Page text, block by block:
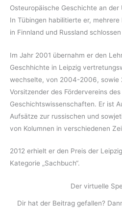
Osteuropäische Geschichte an
In Tübingen habilitierte er,
in Finnland und Russland
Im Jahr 2001 übernahm er den
Geschhichte in Leipzig
wechselte, von 2004-2006,
Vorsitzender des Fördervereins
Geschichtswissenschaften. Er ist
Aufsätze zur russischen und
von Kolumnen in verschiedenen
2012 erhielt er den Preis der
Kategorie „Sachbuch“.
Der virtuelle
Dir hat der Beitrag gefallen?